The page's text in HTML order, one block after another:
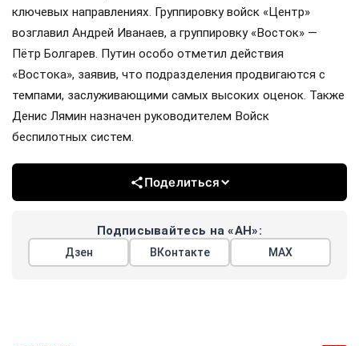
ключевых направлениях. Группировку войск «Центр»
возглавил Андрей Иванаев, а группировку «Восток» —
Пётр Болгарев. Путин особо отметил действия
«Востока», заявив, что подразделения продвигаются с
темпами, заслуживающими самых высоких оценок. Также
Денис Лямин назначен руководителем Войск
беспилотных систем.
Поделиться
Подписывайтесь на «АН»:
Дзен ВКонтакте МАХ